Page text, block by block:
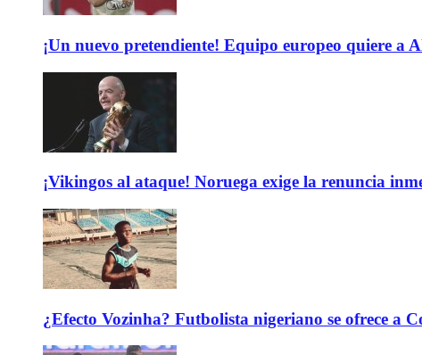
¡Un nuevo pretendiente! Equipo europeo quiere a
¡Vikingos al ataque! Noruega exige la renuncia
¿Efecto Vozinha? Futbolista nigeriano se ofrece a